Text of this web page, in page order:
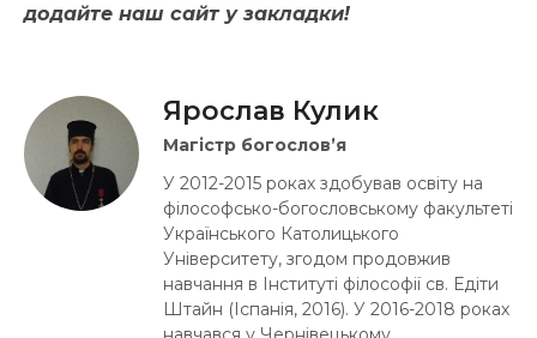
додайте наш сайт у закладки!
Ярослав Кулик
Магістр богослов’я
У 2012-2015 роках здобував освіту на
філософсько-богословському факультеті
Українського Католицького
Університету, згодом продовжив
навчання в Інституті філософії св. Едіти
Штайн (Іспанія, 2016). У 2016-2018 роках